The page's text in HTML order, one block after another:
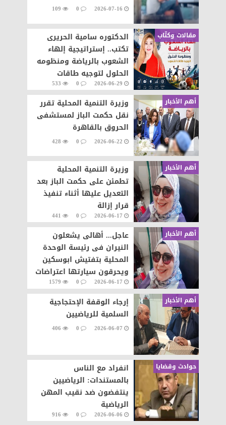
2026-07-16
0
109
مقالات وكتّاب
الدكتوره سامية الحريرى
تكتب.. إستراتيجية إلهاء
الشعوب بالرياضة ومنظومه
الحلول لتوجيه طاقات
الشعوب نحو التطور والابداع
2026-06-29
0
533
أهم الأخبار
وزيرة التنمية المحلية تقرر
نقل حكمت الباز لمستشفى
الحروق بالقاهرة
2026-06-22
0
428
أهم الأخبار
وزيرة التنمية المحلية
تطمئن على حكمت الباز بعد
التعديل عليها أثناء تنفيذ
قرار إزالة
2026-06-17
0
441
أهم الأخبار
عاجل... أهالى يشعلون
النيران فى رئيسة الوحدة
المحلية بتفتيش ابوسكين
ويحرقون سيارتها اعتراضات
على تنفيذ قرار إزالة..
2026-06-17
0
1579
أهم الأخبار
إرجاء الوقفة الإحتجاجية
السلمية للرياضيين
2026-06-07
0
406
حوادث وقضايا
انفراد مع الناس
بالمستندات: الرياضيين
ينتفضون ضد نقيب المهن
الرياضية
2026-06-06
0
916